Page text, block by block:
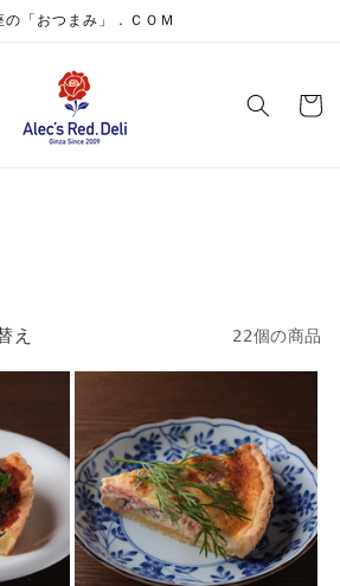
の「おつまみ」．ＣＯＭ
ー
え 22個の商品